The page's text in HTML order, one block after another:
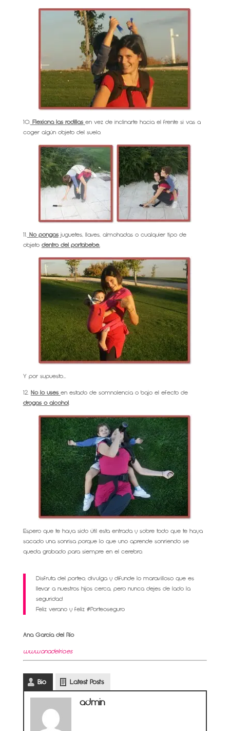
10.Flexiona las rodillas en vez de inclinarte hacia el frente si vas a
coger algún objeto del suelo.
11.No pongasjuguetes, llaves, almohadas o cualquier tipo de
objeto dentro del portabebé.
Y por supuesto….
12. No lo uses en estado de somnolencia o bajo el efecto de
drogas o alcohol.
Espero que te haya sido útil esta entrada y sobre todo que te haya
sacado una sonrisa porque lo que uno aprende sonriendo se
queda grabado para siempre en el cerebro.
Disfruta del porteo, divulga y difunde lo maravilloso que es
llevar a nuestros hijos cerca, pero nunca dejes de lado la
seguridad.
Feliz verano y feliz #Porteoseguro
Ana García del Río
www.anadelrio.es
Bio Latest Posts
admin